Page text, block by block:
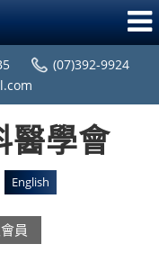
(07)392-9924
English
員